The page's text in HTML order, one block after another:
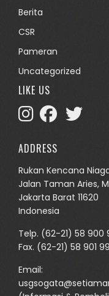
Berita
CSR
Pameran
Uncategorized
LIKE US
ADDRESS
Rukan Kencana
Jalan Taman Aries,
Jakarta Barat 11620
Indonesia
Telp. (62-21) 58 900
Fax. (62-21) 58 901
Email: